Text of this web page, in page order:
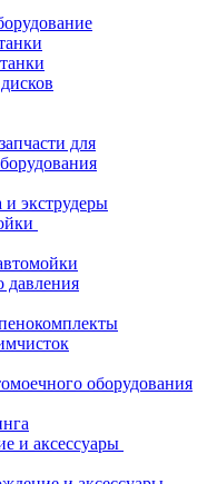
для
и экструдеры
давления
оборудования
и аксессуары